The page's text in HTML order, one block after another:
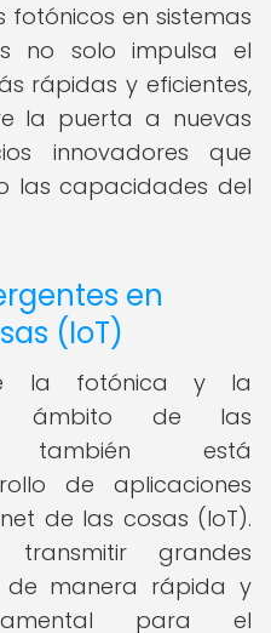
fotónicos en sistemas
no solo impulsa el
rápidas y eficientes,
la puerta a nuevas
innovadores que
las capacidades del
en
(IoT)
la fotónica y la
ámbito de las
también está
de aplicaciones
de las cosas (IoT).
grandes
manera rápida y
para el